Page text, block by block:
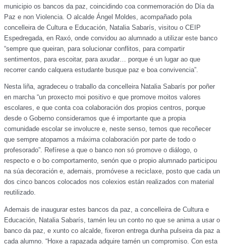
municipio os bancos da paz, coincidindo coa conmemoración do Día da
Paz e non Violencia. O alcalde Ángel Moldes, acompañado pola
concelleira de Cultura e Educación, Natalia Sabarís, visitou o CEIP
Espedregada, en Raxó, onde convidou ao alumnado a utilizar este banco
“sempre que queiran, para solucionar conflitos, para compartir
sentimentos, para escoitar, para axudar… porque é un lugar ao que
recorrer cando calquera estudante busque paz e boa convivencia”.
Nesta liña, agradeceu o traballo da concelleira Natalia Sabarís por poñer
en marcha “un proxecto moi positivo e que promove moitos valores
escolares, e que conta coa colaboración dos propios centros, porque
desde o Goberno consideramos que é importante que a propia
comunidade escolar se involucre e, neste senso, temos que recoñecer
que sempre atopamos a máxima colaboración por parte de todo o
profesorado”. Refírese a que o banco non só promove o diálogo, o
respecto e o bo comportamento, senón que o propio alumnado participou
na súa decoración e, ademais, promóvese a reciclaxe, posto que cada un
dos cinco bancos colocados nos colexios están realizados con material
reutilizado.
Ademais de inaugurar estes bancos da paz, a concelleira de Cultura e
Educación, Natalia Sabarís, tamén leu un conto no que se anima a usar o
banco da paz, e xunto co alcalde, fixeron entrega dunha pulseira da paz a
cada alumno. “Hoxe a rapazada adquire tamén un compromiso. Con esta